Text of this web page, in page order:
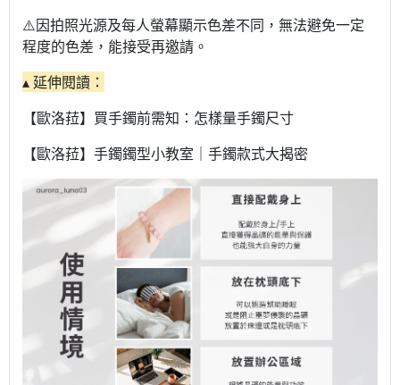
⚠️因拍照光源及每人螢幕顯示色差不同，無法避免一定
程度的色差，能接受再邀請。
▴ 延伸閱讀：
【歐洛菈】買手鐲前需知：怎樣量手鐲尺寸
【歐洛菈】手鐲鐲型小教室｜手鐲款式大揭密